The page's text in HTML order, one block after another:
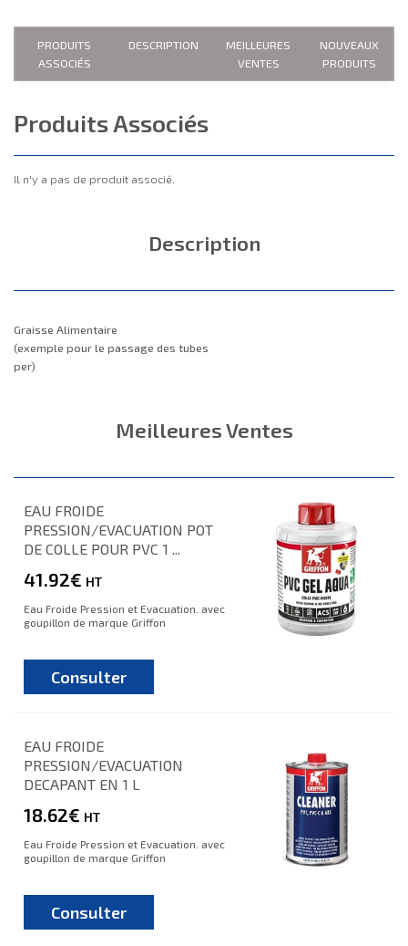
PRODUITS
ASSOCIÉS
DESCRIPTION
MEILLEURES
VENTES
NOUVEAUX
PRODUITS
Produits Associés
Il n'y a pas de produit associé.
Description
Graisse Alimentaire
(exemple pour le passage des tubes
per)
Meilleures Ventes
EAU FROIDE
PRESSION/EVACUATION POT
DE COLLE POUR PVC 1 ...
41.92€ HT
Eau Froide Pression et Evacuation. avec
goupillon de marque Griffon
Consulter
EAU FROIDE
PRESSION/EVACUATION
DECAPANT EN 1 L
18.62€ HT
Eau Froide Pression et Evacuation. avec
goupillon de marque Griffon
Consulter